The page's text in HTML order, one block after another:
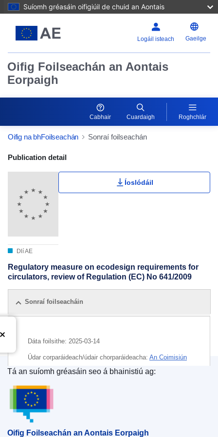
Suíomh gréasáin oifigiúil de chuid an Aontais
Logáil isteach Gaeilge
Oifig Foilseachán an Aontais
Eorpaigh
Cabhair Cuardaigh Roghchlár
Oifig na bhFoilseachán Sonraí foilseachán
Publication Detail Actions Portlet
Publication detail
Dlí AE
Íoslódáil
Regulatory measure on ecodesign requirements for
circulators, review of Regulation (EC) No 641/2009
Sonraí foilseacháin
Dáta foilsithe: 2025-03-14
Údar corparáideach/údair chorparáideacha: An Coimisiún
Eorpach , Ard-Stiúrthóireacht an Fhuinnimh(An Coimisiún
Ábhar:
IMMC : Ares(2025)2065572
Oifig Foilseachán an Aontais Eorpaigh
Tá an suíomh gréasáin seo á bhainistiú ag:
Oifig Foilseachán an Aontais Eorpaigh